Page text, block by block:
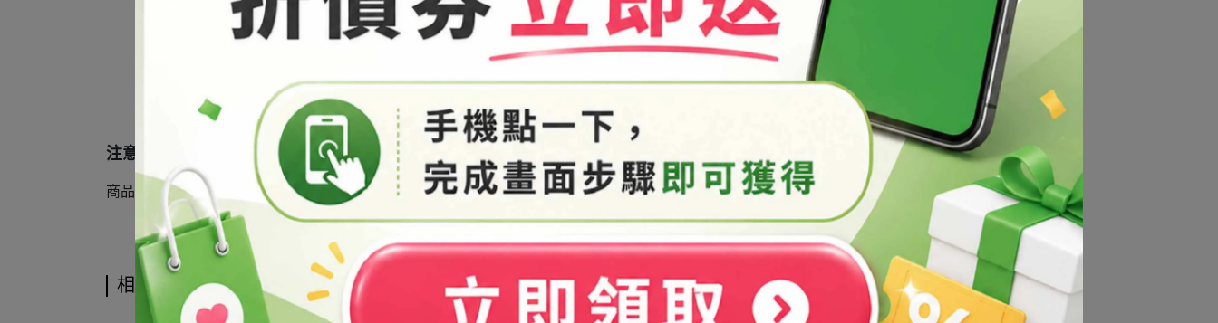
注意事項
商品基於保障消費者個人衛生問題，如已拆箱恕無提供退換貨服務，敬請見諒。
相關商品